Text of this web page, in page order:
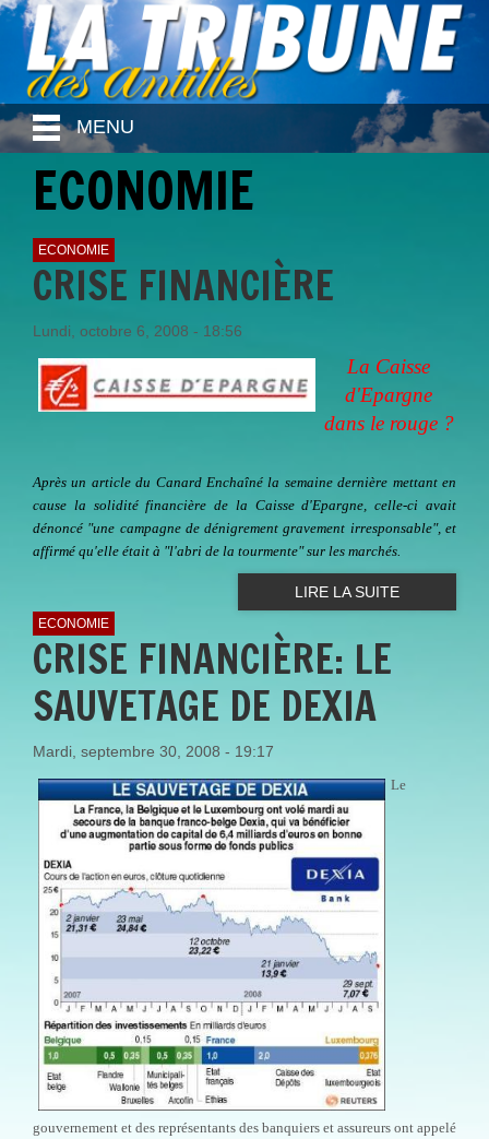
MENU
ECONOMIE
ECONOMIE
CRISE FINANCIÈRE
Lundi, octobre 6, 2008 - 18:56
La Caisse
d'Epargne
dans le rouge ?
Après un article du Canard Enchaîné la semaine dernière mettant en
cause la solidité financière de la Caisse d'Epargne, celle-ci avait
dénoncé "une campagne de dénigrement gravement irresponsable", et
affirmé qu'elle était à "l'abri de la tourmente" sur les marchés.
LIRE LA SUITE
ECONOMIE
CRISE FINANCIÈRE: LE
SAUVETAGE DE DEXIA
Mardi, septembre 30, 2008 - 19:17
Le
gouvernement et des représentants des banquiers et assureurs ont appelé